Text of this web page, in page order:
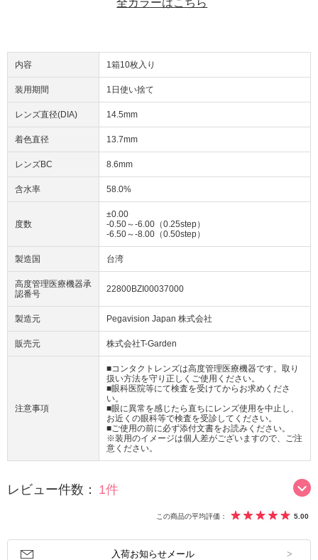
全カラーはこちら
内容 1箱10枚入り
装用期間 1日使い捨て
レンズ直径(DIA) 14.5mm
着色直径 13.7mm
レンズBC 8.6mm
含水率 58.0%
度数
±0.00
-0.50～-6.00（0.25step）
-6.50～-8.00（0.50step）
製造国 台湾
高度管理医療機器承
認番号
22800BZI00037000
製造元 Pegavision Japan 株式会社
販売元 株式会社T-Garden
注意事項
■コンタクトレンズは高度管理医療機器です。取り
扱い方法を守り正しくご使用ください。
■眼科医院等にて検査を受けてからお求めくださ
い。
■眼に異常を感じたら直ちにレンズ使用を中止し、
お近くの眼科等で検査を受診してください。
■ご使用の前に必ず添付文書をお読みください。
※装用のイメージは個人差がございますので、ご注
意ください。
レビュー件数： 1件
この商品の平均評価： 5.00
入荷お知らせメール